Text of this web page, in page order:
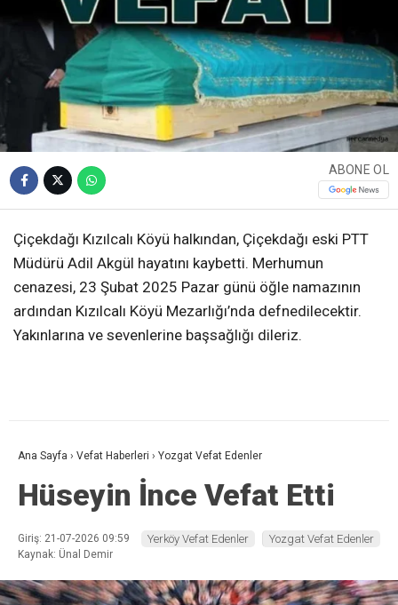
ABONE OL
Çiçekdağı Kızılcalı Köyü halkından, Çiçekdağı eski PTT
Müdürü Adil Akgül hayatını kaybetti. Merhumun
cenazesi, 23 Şubat 2025 Pazar günü öğle namazının
ardından Kızılcalı Köyü Mezarlığı’nda defnedilecektir.
Yakınlarına ve sevenlerine başsağlığı dileriz.
Ana Sayfa › Vefat Haberleri › Yozgat Vefat Edenler
Hüseyin İnce Vefat Etti
Giriş: 21-07-2026 09:59
Kaynak: Ünal Demir
Yerköy Vefat Edenler Yozgat Vefat Edenler